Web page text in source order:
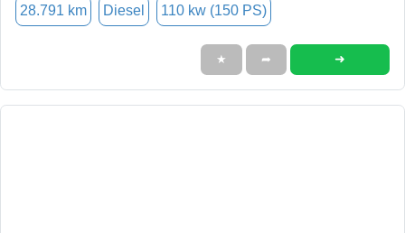
28.791 km Diesel 110 kw (150 PS)
★ ➦ ➜